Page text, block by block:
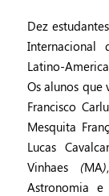
Dez
Latino-
Os alunos que
Francisco
Mesquita
Lucas
Vinhaes
Astronomia